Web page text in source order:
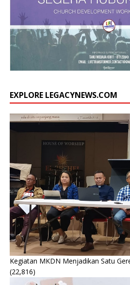
EXPLORE LEGACYNEWS.COM
Kegiatan MKDN Menjadikan Satu
(22,816)